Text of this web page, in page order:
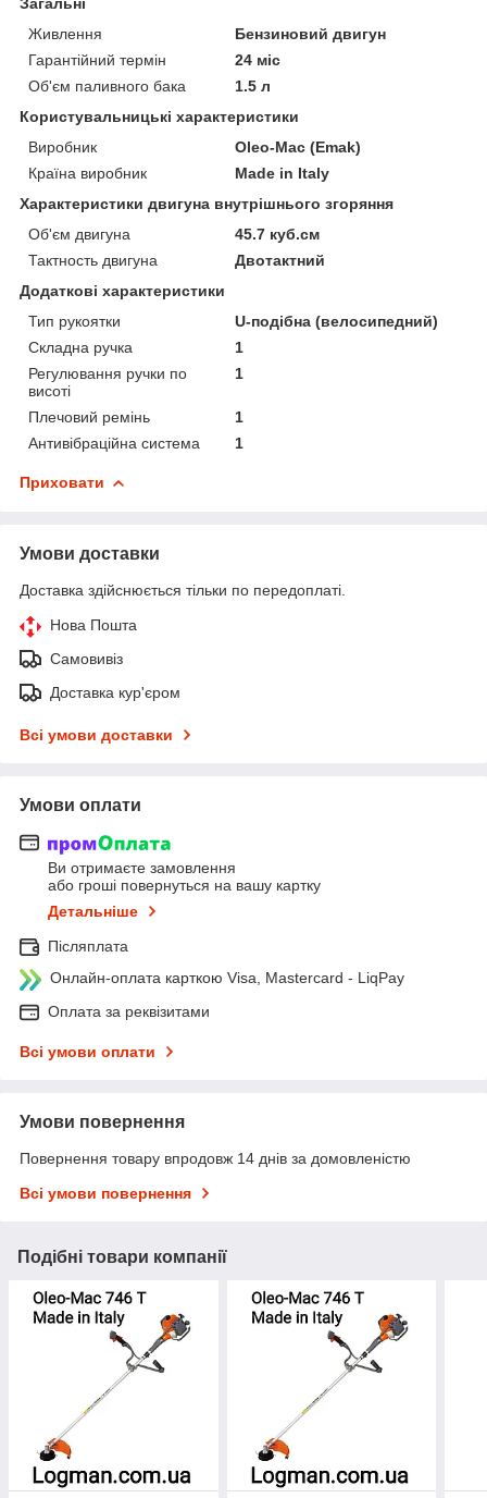
Живлення
Бензиновий двигун
Гарантійний термін
24 міс
Об'єм паливного бака
1.5 л
Користувальницькі характеристики
Виробник
Oleo-Mac (Emak)
Країна виробник
Made in Italy
Характеристики двигуна внутрішнього згоряння
Об'єм двигуна
45.7 куб.см
Тактность двигуна
Двотактний
Додаткові характеристики
Тип рукоятки
U-подібна (велосипедний)
Складна ручка
1
Регулювання ручки по
висоті
1
Плечовий ремінь
1
Антивібраційна система
1
Приховати
Умови доставки
Доставка здійснюється тільки по передоплаті.
Нова Пошта
Самовивіз
Доставка кур'єром
Всі умови доставки
Умови оплати
Ви отримаєте замовлення
або гроші повернуться на вашу картку
Детальніше
Післяплата
Онлайн-оплата карткою Visa, Mastercard - LiqPay
Оплата за реквізитами
Всі умови оплати
Умови повернення
Повернення товару впродовж 14 днів за домовленістю
Всі умови повернення
Подібні товари компанії